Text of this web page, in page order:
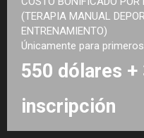
(TERAPIA MANUAL
ENTRENAMIENTO)
Únicamente para
550 dólares +
inscripción